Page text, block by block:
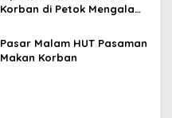
Sampah
Korban di Petok Mengalami
Pasar Malam HUT Pasaman
Makan Korban